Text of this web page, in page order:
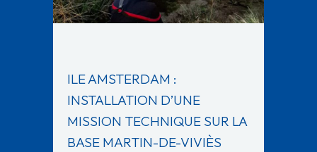
ILE AMSTERDAM :
INSTALLATION D’UNE
MISSION TECHNIQUE SUR LA
BASE MARTIN-DE-VIVIÈS